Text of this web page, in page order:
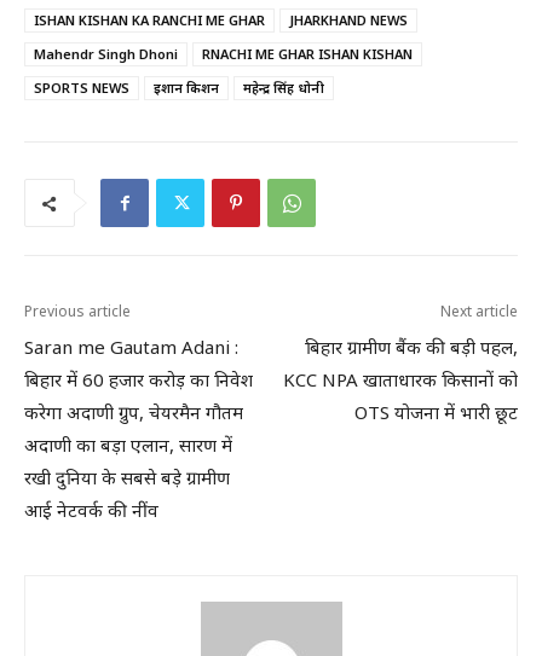
ISHAN KISHAN KA RANCHI ME GHAR
JHARKHAND NEWS
Mahendr Singh Dhoni
RNACHI ME GHAR ISHAN KISHAN
SPORTS NEWS
ईशान किशन महेन्द्र सिंह धोनी
Previous article
Saran me Gautam Adani :
बिहार में 60 हजार करोड़ का निवेश
करेगा अदाणी ग्रुप, चेयरमैन गौतम
अदाणी का बड़ा एलान, सारण में
रखी दुनिया के सबसे बड़े ग्रामीण
आई नेटवर्क की नींव
Next article
बिहार ग्रामीण बैंक की बड़ी पहल,
KCC NPA खाताधारक किसानों को
OTS योजना में भारी छूट